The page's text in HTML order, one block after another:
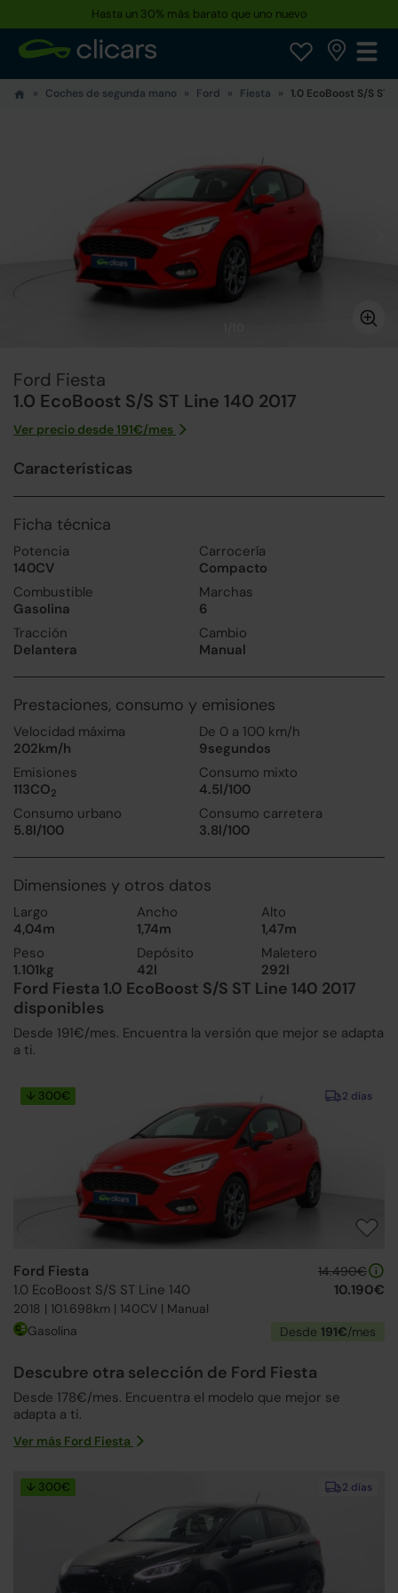
Hasta un 30% más barato que uno nuevo
Coches de segunda mano Ford Fiesta 1.0 EcoBoost S/S ST
Ford Fiesta
1.0 EcoBoost S/S ST Line 140 2017
Ver precio desde191€/mes
Características
Ficha técnica
Potencia
140CV
Carrocería
Compacto
Combustible
Gasolina
Marchas
6
Tracción
Delantera
Cambio
Manual
Prestaciones, consumo y emisiones
Velocidad máxima
202km/h
De 0 a 100 km/h
9segundos
Emisiones
113CO2
Consumo mixto
4.5l/100
Consumo urbano
5.8l/100
Consumo carretera
3.8l/100
Dimensiones y otros datos
Largo
4,04m
Ancho
1,74m
Alto
1,47m
Peso
1.101kg
Depósito
42l
Maletero
292l
Ford Fiesta 1.0 EcoBoost S/S ST Line 140 2017
disponibles
Desde 191€/mes. Encuentra la versión que mejor se adapta
a ti.
2 días
↓ 300€
Ford Fiesta
1.0 EcoBoost S/S ST Line 140
2018 | 101.698km | 140CV | Manual
14.490€
10.190€
Gasolina Desde 191€/mes
Descubre otra selección de Ford Fiesta
Desde 178€/mes. Encuentra el modelo que mejor se
adapta a ti.
Ver más Ford Fiesta
2 días
↓ 300€